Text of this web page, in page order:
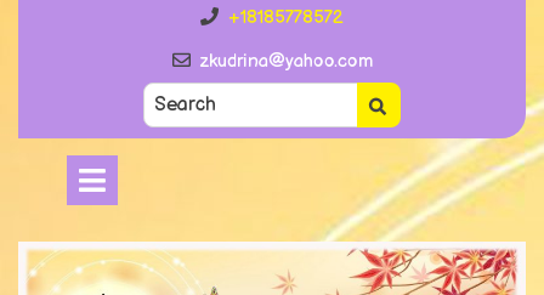
+18185778572
zkudrina@yahoo.com
zkudrina@yahoo.com
for:
Open